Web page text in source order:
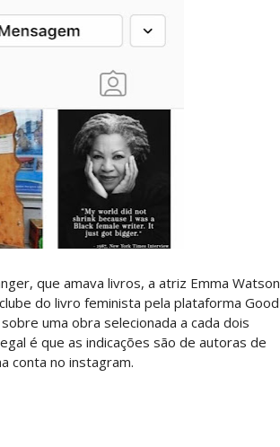
que amava livros, a atriz Emma Watson
do livro feminista pela plataforma Good
uma obra selecionada a cada dois
é que as indicações são de autoras de
conta no instagram.